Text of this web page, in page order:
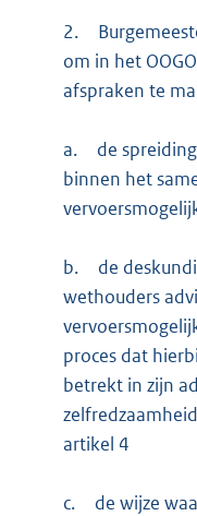
2.
om in het
afspraken te
a.
de
binnen het
b.
de
wethouders
proces dat
betrekt in zijn
artikel 4
c.
de wijze